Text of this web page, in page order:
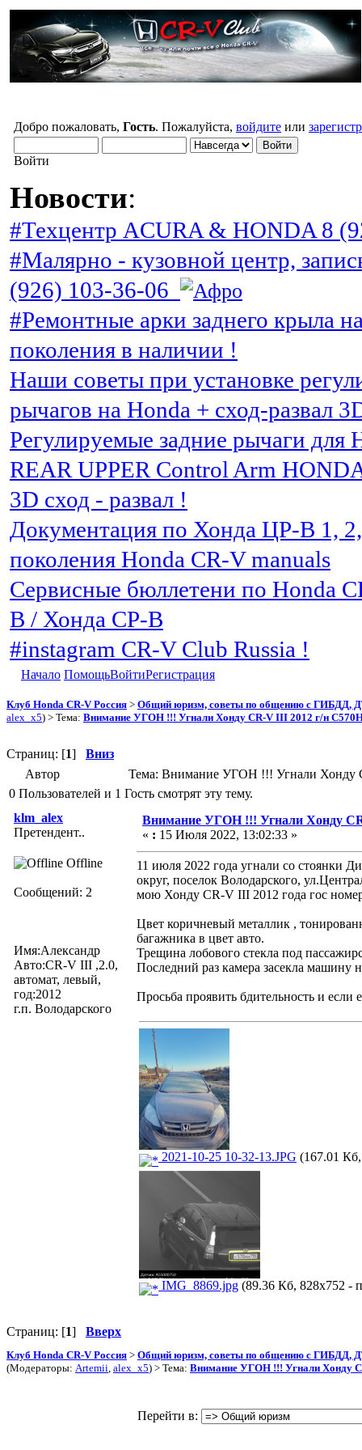
Добро пожаловать, Гость. Пожалуйста, войдите или
Войти
Новости:
#Техцентр ACURA & HONDA 8
#Малярно - кузовной центр,
(926) 103-36-06
#Ремонтные арки заднего крыла
поколения в наличии !
Наши советы при установке
рычагов на Honda + сход-развал
Регулируемые задние рычаги для
REAR UPPER Control Arm
3D сход - развал !
Документация по Хонда ЦР-В 1,
поколения Honda CR-V manuals
Сервисные бюллетени по Honda
В / Хонда СР-В
#instagram CR-V Club Russia !
Начало ПомощьВойтиРегистрация
Клуб Honda CR-V Россия > Общий юризм, советы по общению с ГИБДД,
alex_x5) > Тема: Внимание УГОН !!! Угнали Хонду CR-V III 2012 г/н
Страниц: [1] Вниз
Автор
Тема: Внимание УГОН !!! Угнали Хонду
0 Пользователей и 1 Гость смотрят эту тему.
klm_alex
Претендент..
Offline
Сообщений: 2
Имя:Александр
Авто:CR-V III ,2.0,
автомат, левый,
год:2012
г.п. Володарского
Внимание УГОН !!! Угнали Хонду
« : 15 Июля 2022, 13:02:33 »
11 июля 2022 года угнали со стоянки
округ, поселок Володарского,
мою Хонду CR-V III 2012 года гос
Цвет коричневый металлик ,
багажника в цвет авто.
Трещина лобового стекла под
Последний раз камера засекла машину
Просьба проявить бдительность и
2021-10-25 10-32-13.JPG (167.01
IMG_8869.jpg (89.36 Кб, 828x752 -
Страниц: [1] Вверх
Клуб Honda CR-V Россия > Общий юризм, советы по общению с ГИБДД,
(Модераторы: Artemii, alex_x5) > Тема: Внимание УГОН !!! Угнали Хонду
Перейти в: